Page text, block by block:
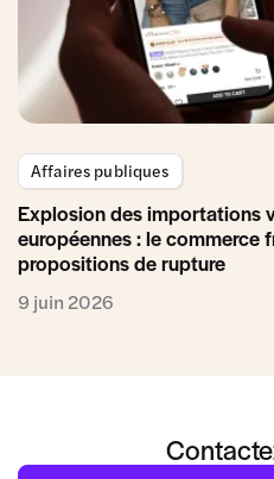
Affaires publiques
Explosion des importations
européennes : le commerce
propositions de rupture
9 juin 2026